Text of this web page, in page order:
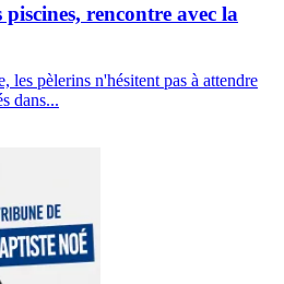
rencontre avec la
les pèlerins n'hésitent pas à attendre
dans...